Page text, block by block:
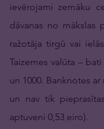
ievērojami zemāku
dāvanas no mākslas
ražotāja tirgū vai
Taizemes valūta –
un 1000. Banknotes
un nav tik
aptuveni 0,53 eiro).